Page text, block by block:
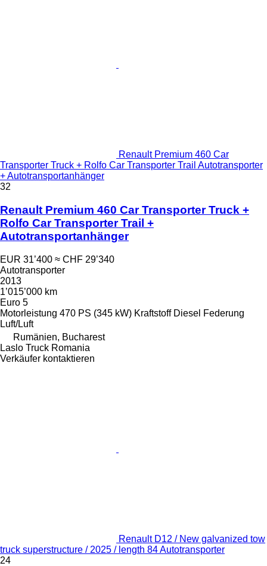
Renault Premium 460 Car
Transporter Truck + Rolfo Car Transporter Trail Autotransporter
+ Autotransportanhänger
32
Renault Premium 460 Car Transporter Truck +
Rolfo Car Transporter Trail +
Autotransportanhänger
EUR 31’400 ≈ CHF 29’340
Autotransporter
2013
1’015’000 km
Euro 5
Motorleistung 470 PS (345 kW) Kraftstoff Diesel Federung
Luft/Luft
Rumänien, Bucharest
Laslo Truck Romania
Verkäufer kontaktieren
Renault D12 / New galvanized tow
truck superstructure / 2025 / length 84 Autotransporter
24